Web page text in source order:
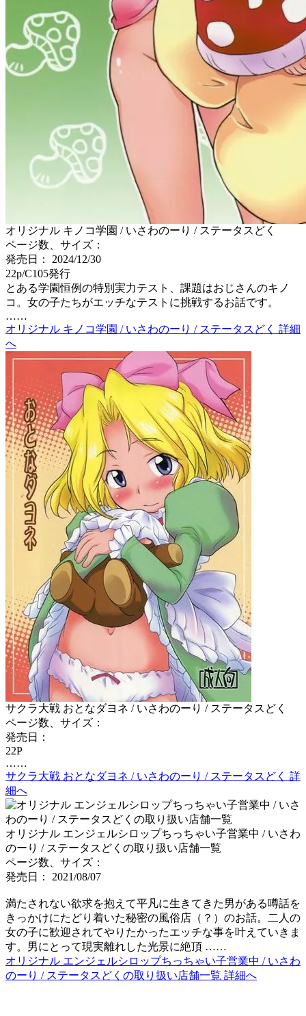
オリジナル キノコ学園 / いさわのーり / ステータスどく
ページ数、サイズ：
発売日： 2024/12/30
22p/C105発行
とある学園恒例の特別実力テスト、課題はおじさんのキノ
コ。女の子たちがエッチなテストに挑戦するお話です。
……
オリジナル キノコ学園 / いさわのーり / ステータスどく 詳細
へ
サクラ大戦 おとなダヨネ / いさわのーり / ステータスどく
ページ数、サイズ：
発売日：
22P
……
サクラ大戦 おとなダヨネ / いさわのーり / ステータスどく 詳
細へ
オリジナル エンジェルシロップちっちゃい子営業中 / いさわ
のーり / ステータスどくの取り扱い店舗一覧
ページ数、サイズ：
発売日： 2021/08/07
満たされない欲求を抱えて平凡に生きてきた男がある噂話を
きっかけにたどり着いた秘密の風俗店（？）のお話。二人の
女の子に歓迎されてやりたかったエッチな事を叶えていきま
す。男にとって現実離れした光景に絶頂 ……
オリジナル エンジェルシロップちっちゃい子営業中 / いさわ
のーり / ステータスどくの取り扱い店舗一覧 詳細へ